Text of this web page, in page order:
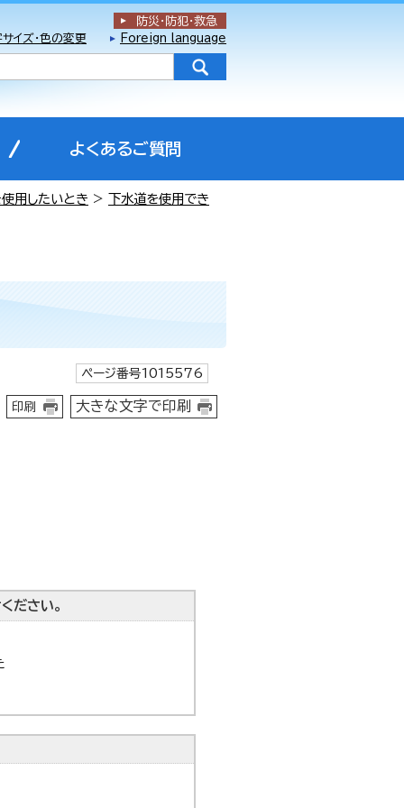
防災・防犯・救急
イズ・色の変更 Foreign language
よくあるご質問
用したいとき >
下水道を使用でき
ページ番号1015576
印刷 大きな文字で印刷
ださい。